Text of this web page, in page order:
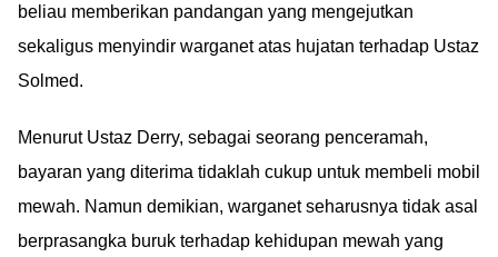
beliau memberikan pandangan yang mengejutkan
sekaligus menyindir warganet atas hujatan terhadap Ustaz
Solmed.
Menurut Ustaz Derry, sebagai seorang penceramah,
bayaran yang diterima tidaklah cukup untuk membeli mobil
mewah. Namun demikian, warganet seharusnya tidak asal
berprasangka buruk terhadap kehidupan mewah yang